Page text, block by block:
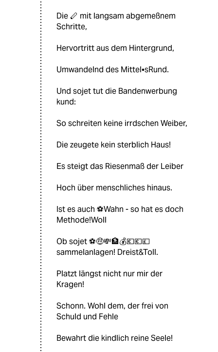
Die 🪈 mit langsam abgemeßnem
Schritte,
Hervortritt aus dem Hintergrund,
Umwandelnd des Mittel•sRund.
Und sojet tut die Bandenwerbung
kund:
So schreiten keine irrdschen Weiber,
Die zeugete kein sterblich Haus!
Es steigt das Riesenmaß der Leiber
Hoch über menschliches hinaus.
Ist es auch ⚽️Wahn - so hat es doch
Methode!Woll
Ob sojet ⚽️🤑💸🏦💰💶💶💷
sammelanlagen! Dreist&Toll.
Platzt längst nicht nur mir der
Kragen!
Schonn. Wohl dem, der frei von
Schuld und Fehle
Bewahrt die kindlich reine Seele!